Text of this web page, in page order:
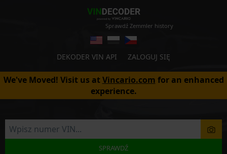
Sprawdź Zemmler history
DEKODER VIN API ZALOGUJ SIĘ
We've Moved! Visit us atVincario.com for an enhanced
experience.
SPRAWDŹ